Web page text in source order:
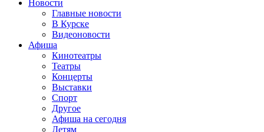
Новости
Главные новости
В Курске
Видеоновости
Афиша
Кинотеатры
Театры
Концерты
Выставки
Спорт
Другое
Афиша на сегодня
Детям